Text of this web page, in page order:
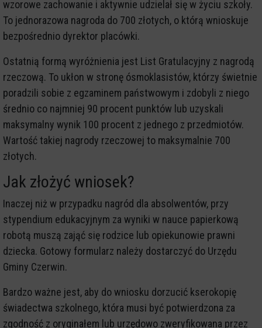
wzorowe zachowanie i aktywnie udzielał się w życiu szkoły.
To jednorazowa nagroda do 700 złotych, o którą wnioskuje
bezpośrednio dyrektor placówki.
Ostatnią formą wyróżnienia jest List Gratulacyjny z nagrodą
rzeczową. To ukłon w stronę ósmoklasistów, którzy świetnie
poradzili sobie z egzaminem państwowym i zdobyli z niego
średnio co najmniej 90 procent punktów lub uzyskali
maksymalny wynik 100 procent z jednego z przedmiotów.
Wartość takiej nagrody rzeczowej to maksymalnie 700
złotych.
Jak złożyć wniosek?
Inaczej niż w przypadku nagród dla absolwentów, przy
stypendium edukacyjnym za wyniki w nauce papierkową
robotą muszą zająć się rodzice lub opiekunowie prawni
dziecka. Gotowy formularz należy dostarczyć do Urzędu
Gminy Czerwin.
Bardzo ważne jest, aby do wniosku dorzucić kserokopię
świadectwa szkolnego, która musi być potwierdzona za
zgodność z oryginałem lub urzędowo zweryfikowana przez